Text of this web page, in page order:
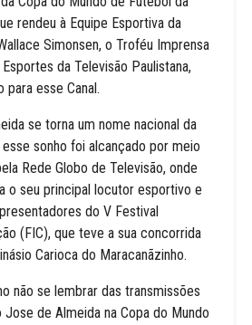
rendeu à Equipe Esportiva da
Simonsen, o Troféu Imprensa
da Televisão Paulistana,
esse Canal.
se torna um nome nacional da
sonho foi alcançado por meio
Rede Globo de Televisão, onde
o seu principal locutor esportivo e
do V Festival
(FIC), que teve a sua concorrida
Carioca do Maracanãzinho.
não se lembrar das transmissões
de Almeida na Copa do Mundo